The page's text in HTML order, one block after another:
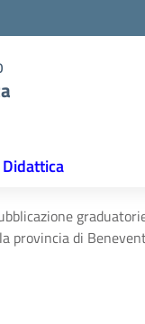
Didattica
provincia di